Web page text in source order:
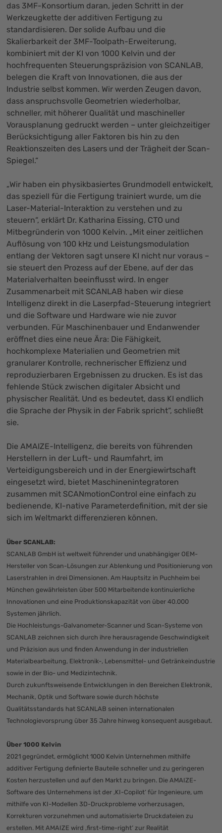
das 3MF-Konsortium daran, jeden Schritt in der
Werkzeugkette der additiven Fertigung zu
standardisieren. Der solide Aufbau und die
Skalierbarkeit der 3MF-Toolpath-Erweiterung,
kombiniert mit der KI von 1000 Kelvin und der
hochfrequenten Steuerungspräzision von SCANLAB,
belegen die Kraft von Innovationen, die aus der
Industrie selbst kommen. Wir werden Zeugen davon,
dass anspruchsvolle Geometrien wiederholbar,
schneller, mit höherer Qualität und maschineller
Vorausplanung gedruckt werden – unter gleichzeitiger
Berücksichtigung aller Faktoren bis hin zu den
Reaktionszeiten des Lasers und der Trägheit der Scan-
Spiegel.“
„Wir haben ein physikbasiertes Grundmodell entwickelt,
das speziell für die Fertigung trainiert wurde, um die
Laser-Material-Interaktion zu verstehen und zu
steuern“, erklärt Dr. Katharina Eissing, CTO und
Mitbegründerin von 1000 Kelvin. „Mit einer zeitlichen
Auflösung von 100 kHz und Leistungsmodulation
entlang der Vektoren sagt unsere KI nicht nur voraus –
sie steuert den Prozess auf der Ebene, auf der das
Materialverhalten beeinflusst wird. In enger
Zusammenarbeit mit SCANLAB haben wir diese
Intelligenz direkt in die Laserpfad-Steuerung integriert
und die Software und Hardware wie nie zuvor
verbunden. Für Maschinenbauer und Endanwender
eröffnet dies eine neue Ära: Die Fähigkeit,
hochkomplexe Materialien und Geometrien mit
granularer Kontrolle, rechnerischer Effizienz und
reproduzierbaren Ergebnissen zu drucken. Es ist das
fehlende Stück zwischen digitaler Absicht und
physischer Realität. Und es bedeutet, dass KI endlich
die Sprache der Physik in der Fabrik spricht“, schließt
sie.
Die AMAIZE-Intelligenz, die bereits von führenden
Herstellern in der Luft- und Raumfahrt, im
Verteidigungsbereich und in der Energiewirtschaft
eingesetzt wird, bietet Maschinenintegratoren
zusammen mit SCANmotionControl eine einfach zu
bedienende, KI-native Parameterdefinition, mit der sie
sich im Weltmarkt differenzieren können.
Über SCANLAB:
SCANLAB GmbH ist weltweit führender und unabhängiger OEM-
Hersteller von Scan-Lösungen zur Ablenkung und Positionierung von
Laserstrahlen in drei Dimensionen. Am Hauptsitz in Puchheim bei
München gewährleisten über 500 Mitarbeitende kontinuierliche
Innovationen und eine Produktionskapazität von über 40.000
Systemen jährlich.
Die Hochleistungs-Galvanometer-Scanner und Scan-Systeme von
SCANLAB zeichnen sich durch ihre herausragende Geschwindigkeit
und Präzision aus und finden Anwendung in der industriellen
Materialbearbeitung, Elektronik-, Lebensmittel- und Getränkeindustrie
sowie in der Bio- und Medizintechnik.
Durch zukunftsweisende Entwicklungen in den Bereichen Elektronik,
Mechanik, Optik und Software sowie durch höchste
Qualitätsstandards hat SCANLAB seinen internationalen
Technologievorsprung über 35 Jahre hinweg konsequent ausgebaut.
Über 1000 Kelvin
2021 gegründet, ermöglicht 1000 Kelvin Unternehmen mithilfe
additiver Fertigung definierte Bauteile schneller und zu geringeren
Kosten herzustellen und auf den Markt zu bringen. Die AMAIZE-
Software des Unternehmens ist der ‚KI-Copilot‘ für Ingenieure, um
mithilfe von KI-Modellen 3D-Druckprobleme vorherzusagen,
Korrekturen vorzunehmen und automatisierte Druckdateien zu
erstellen. Mit AMAIZE wird ‚first-time-right‘ zur Realität